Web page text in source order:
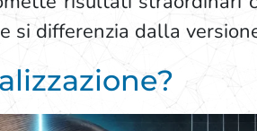
si differenzia dalla